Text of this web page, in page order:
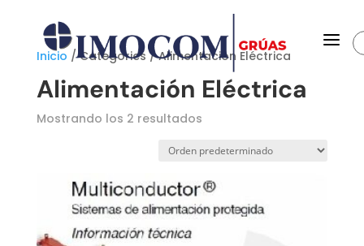
a
Inicio / Categories / Alimentación Eléctrica
Alimentación Eléctrica
Mostrando los 2 resultados